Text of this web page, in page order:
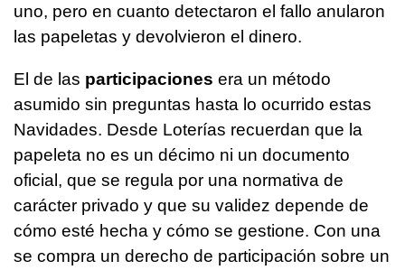
uno, pero en cuanto detectaron el fallo anularon
las papeletas y devolvieron el dinero.
El de las participaciones era un método
asumido sin preguntas hasta lo ocurrido estas
Navidades. Desde Loterías recuerdan que la
papeleta no es un décimo ni un documento
oficial, que se regula por una normativa de
carácter privado y que su validez depende de
cómo esté hecha y cómo se gestione. Con una
se compra un derecho de participación sobre un